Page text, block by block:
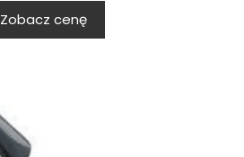
Zobacz cenę